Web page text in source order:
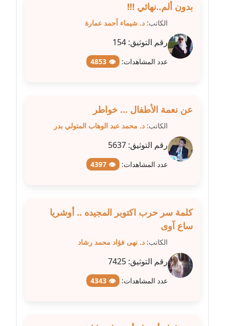
مدونة سهر صيام
عاملة
مدونة سهى الضاوي
عاملة
مدونة سوزان بهنسي
عاملة
مدونة سوميه الالفي
عاملة
مدونة شرف الدين محمد
عاملة
مدونة شريف ابراهيم
عاملة
بدون ألم..نهائي !!!
الكاتب: د. شيماء أحمد عمارة
رقم التوثيق: 154
عدد المشاهدات: 👁 4853
عن نعمة الأطفال ... خواطر
الكاتب: د. محمد عبد الوهاب المتولي بدر
رقم التوثيق: 5637
عدد المشاهدات: 👁 4397
كلمة سر حرب اكتوبر المجيده .. أوشريا
ساع آوى
الكاتب: د. نهى فؤاد محمد رشاد
رقم التوثيق: 7425
عدد المشاهدات: 👁 4343